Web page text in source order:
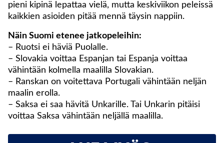
pieni kipinä lepattaa vielä, mutta keskiviikon peleissä
kaikkien asioiden pitää mennä täysin nappiin.
Näin Suomi etenee jatkopeleihin:
– Ruotsi ei häviä Puolalle.
– Slovakia voittaa Espanjan tai Espanja voittaa
vähintään kolmella maalilla Slovakian.
– Ranskan on voitettava Portugali vähintään neljän
maalin erolla.
– Saksa ei saa hävitä Unkarille. Tai Unkarin pitäisi
voittaa Saksa vähintään neljällä maalilla.